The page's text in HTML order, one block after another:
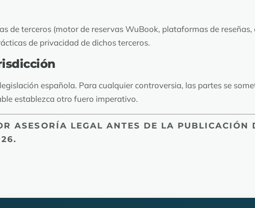
de terceros (motor de reservas WuBook, plataformas de
de privacidad de dichos terceros.
española. Para cualquier controversia, las partes se
establezca otro fuero imperativo.
ASESORÍA LEGAL ANTES DE LA